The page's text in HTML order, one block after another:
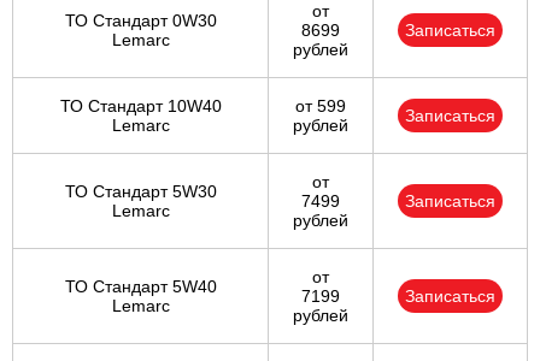
ТО Стандарт 0W30
Lemarc
от
8699
рублей
Записаться
ТО Стандарт 10W40
Lemarc
от 599
рублей
Записаться
ТО Стандарт 5W30
Lemarc
от
7499
рублей
Записаться
ТО Стандарт 5W40
Lemarc
от
7199
рублей
Записаться